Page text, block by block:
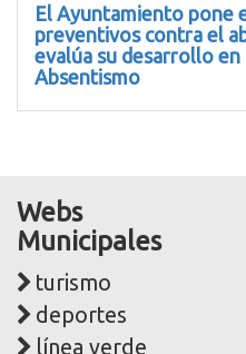
El Ayuntamiento pone
preventivos contra el
evalúa su desarrollo
Absentismo
Webs
Municipales
turismo
deportes
línea verde